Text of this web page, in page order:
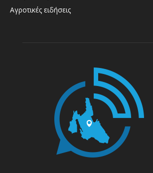
Αγροτικές ειδήσεις